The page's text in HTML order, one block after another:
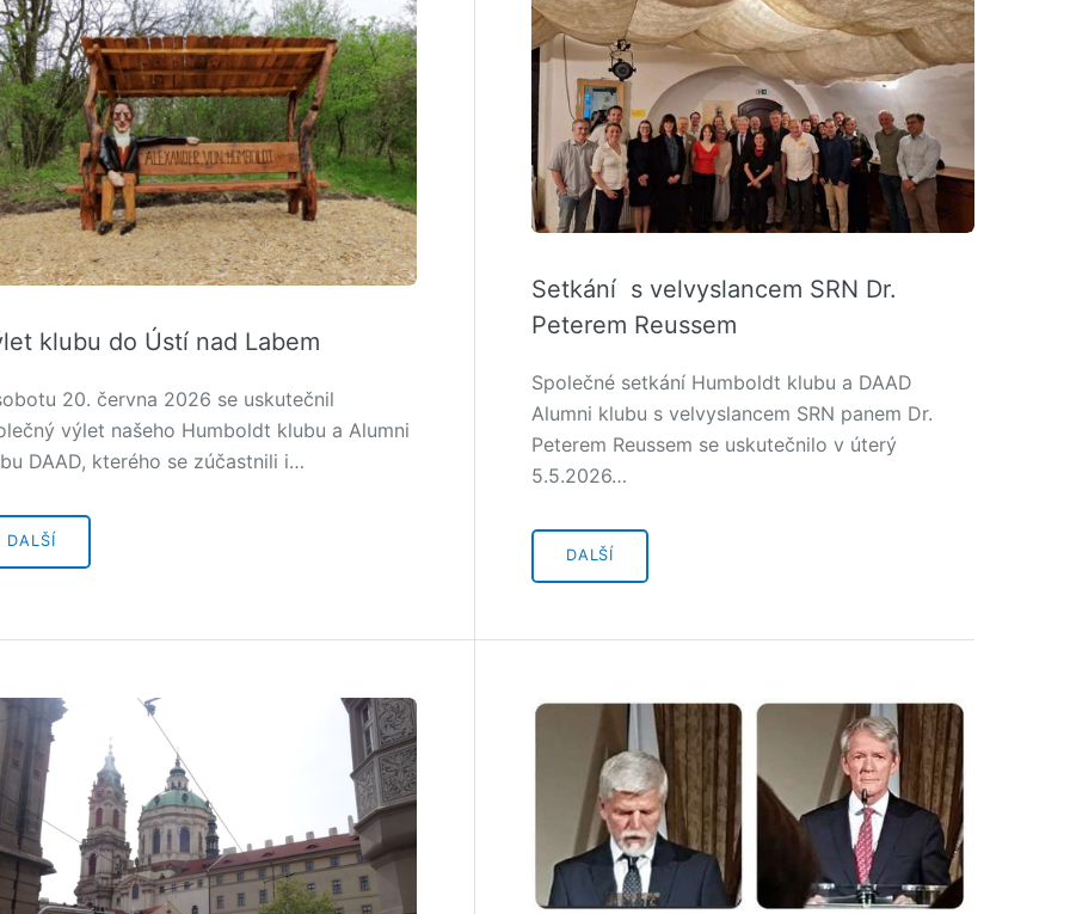
klubu do Ústí nad Labem
20. června 2026 se uskutečnil
výlet našeho Humboldt klubu a Alumni
DAAD, kterého se zúčastnili i…
DALŠÍ
Setkání s velvyslancem SRN Dr.
Peterem Reussem
Společné setkání Humboldt klubu a DAAD
Alumni klubu s velvyslancem SRN panem Dr.
Peterem Reussem se uskutečnilo v úterý
5.5.2026…
DALŠÍ